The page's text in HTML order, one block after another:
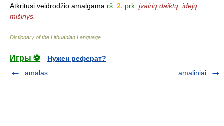
Atkritusi veidrodžio amalgama rš 2. prk. įvairių daiktų, idėjų
mišinys.
Dictionary of the Lithuanian Language
Игры ⚽
Нужен реферат?
amalas
amaliniai